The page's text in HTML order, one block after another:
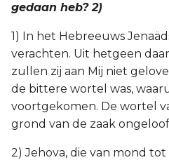
gedaan heb? 2)
1) In het Hebreeuws
verachten. Uit hetgeen
zullen zij aan Mij niet
de bittere wortel was,
voortgekomen. De wortel
grond van de zaak
2) Jehova, die van mond